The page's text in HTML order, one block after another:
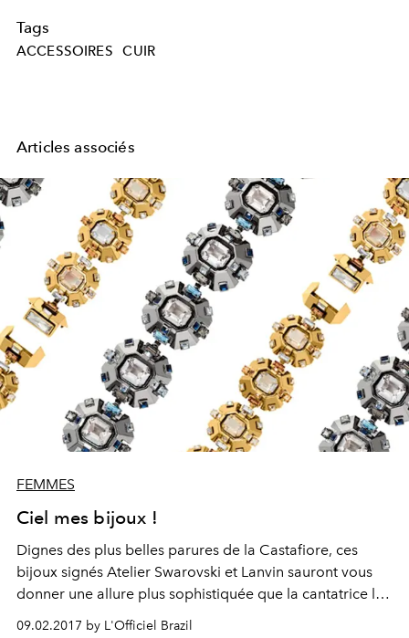
Tags
ACCESSOIRES CUIR
Articles associés
FEMMES
Ciel mes bijoux !
Dignes des plus belles parures de la Castafiore, ces
bijoux signés Atelier Swarovski et Lanvin sauront vous
donner une allure plus sophistiquée que la cantatrice la
09.02.2017 by L'Officiel Brazil